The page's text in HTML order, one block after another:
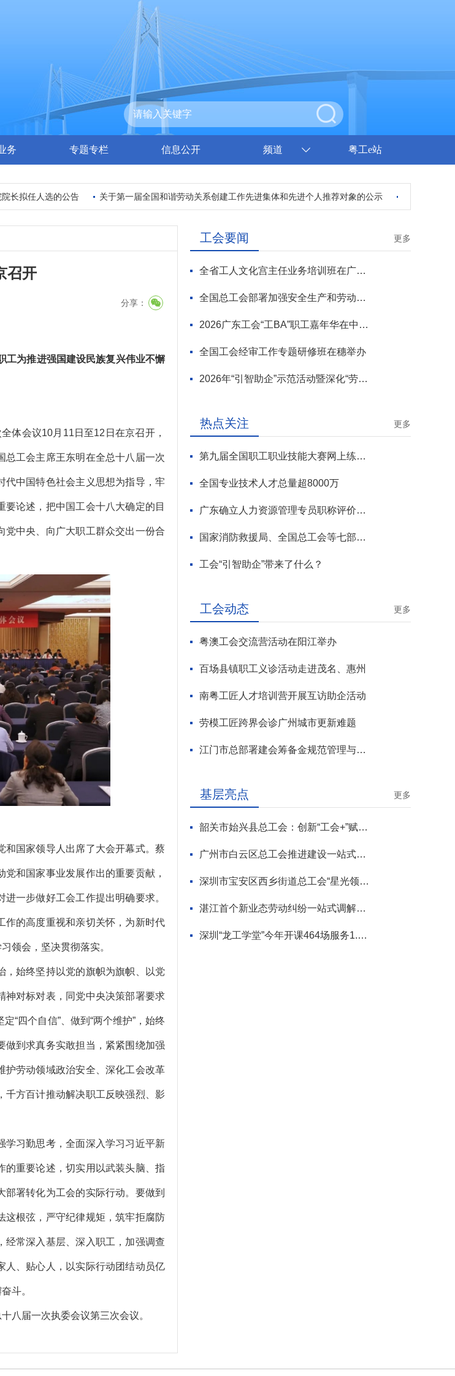
务 专题专栏 信息公开 频道 粤工e站
拟任人选的公告 关于第一届全国和谐劳动关系创建工作先进集体和先进个人推荐对象的公示 2023年广东省
召开
分享：
为推进强国建设民族复兴伟业不懈
会议10月11日至12日在京召开，
总工会主席王东明在全总十八届一次
代中国特色社会主义思想为指导，牢
论述，把中国工会十八大确定的目
党中央、向广大职工群众交出一份合
国家领导人出席了大会开幕式。蔡
和国家事业发展作出的重要贡献，
一步做好工会工作提出明确要求。
作的高度重视和亲切关怀，为新时代
领会，坚决贯彻落实。
始终坚持以党的旗帜为旗帜、以党
神对标对表，同党中央决策部署要求
“四个自信”、做到“两个维护”，始终
做到求真务实敢担当，紧紧围绕加强
护劳动领域政治安全、深化工会改革
千方百计推动解决职工反映强烈、影
习勤思考，全面深入学习习近平新
的重要论述，切实用以武装头脑、指
署转化为工会的实际行动。要做到
这根弦，严守纪律规矩，筑牢拒腐防
经常深入基层、深入职工，加强调查
人、贴心人，以实际行动团结动员亿
斗。
届一次执委会议第三次会议。
工会要闻 更多
全省工人文化宫主任业务培训班在广州开班
全国总工会部署加强安全生产和劳动保护工作
2026广东工会“工BA”职工嘉年华在中山举行
全国工会经审工作专题研修班在穗举办
2026年“引智助企”示范活动暨深化“劳模工匠进万企”专项行动启动
热点关注 更多
第九届全国职工职业技能大赛网上练兵正式启动
全国专业技术人才总量超8000万
广东确立人力资源管理专员职称评价标准
国家消防救援局、全国总工会等七部门联合部署 开展全民消防安全素质提升行动
工会“引智助企”带来了什么？
工会动态 更多
粤澳工会交流营活动在阳江举办
百场县镇职工义诊活动走进茂名、惠州
南粤工匠人才培训营开展互访助企活动
劳模工匠跨界会诊广州城市更新难题
江门市总部署建会筹备金规范管理与基层工会组建攻坚行动
基层亮点 更多
韶关市始兴县总工会：创新“工会+”赋能模式 为“百千万工程”蓄势添力
广州市白云区总工会推进建设一站式调解平台
深圳市宝安区西乡街道总工会“星光领航”品牌首场活动走进企业
湛江首个新业态劳动纠纷一站式调解平台揭牌
深圳“龙工学堂”今年开课464场服务1.2万职工